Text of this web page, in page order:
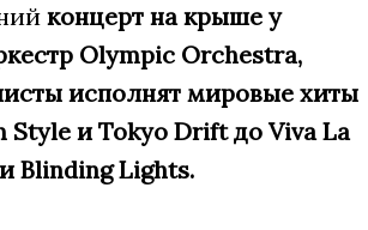
концерт на крыше у
Olympic Orchestra,
исполнят мировые хиты
Style и Tokyo Drift до Viva La
Blinding Lights.